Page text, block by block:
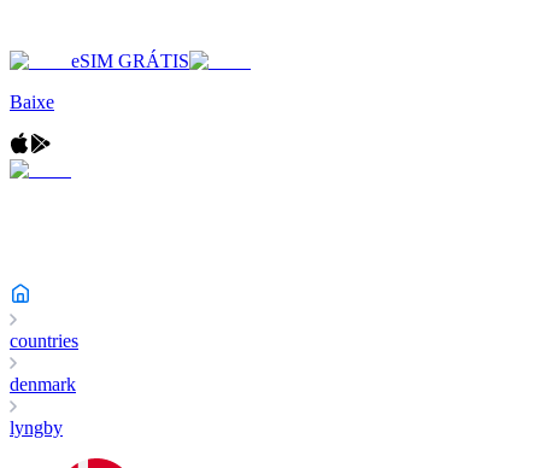
eSIM GRÁTIS
Baixe
countries
denmark
lyngby